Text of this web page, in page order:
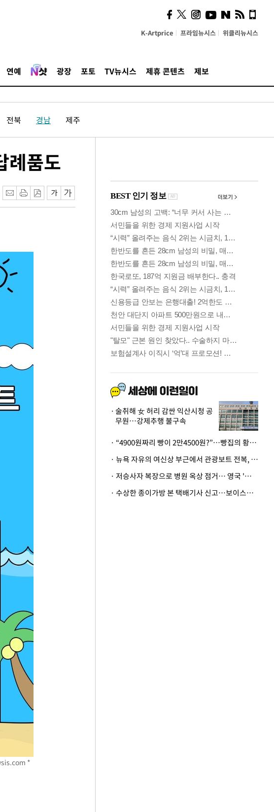
K-Artprice 프라임뉴시스 위클리뉴시스
연예 광장 포토 TV뉴시스 제휴 콘텐츠 제보
전북 경남 제주
례품도
*
잃은 청년 다시 일으킨 카누
[당신 옆 장애인]
술취해 女 허리 감싼 익산시청 공
무원…강제추행 불구속
· “4900원짜리 빵이 2만4500원?”…빵집의 황당한 계산법
· 뉴욕 자유의 여신상 부근에서 관광보트 전복, 엄마와 딸아기 사망
· 저승사자 복장으로 병원 옥상 점거… 영국 '흑사병 의사'의 기행
· 수상한 종이가방 본 택배기사 신고…보이스피싱 피해 3000만원 막아